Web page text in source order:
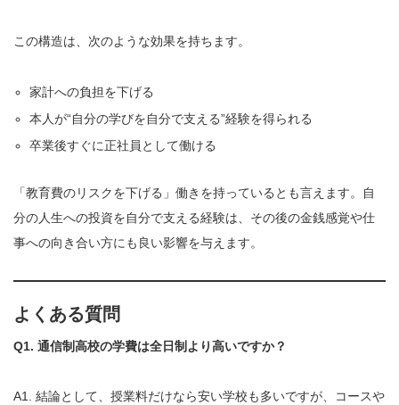
この構造は、次のような効果を持ちます。
家計への負担を下げる
本人が“自分の学びを自分で支える”経験を得られる
卒業後すぐに正社員として働ける
「教育費のリスクを下げる」働きを持っているとも言えます。自
分の人生への投資を自分で支える経験は、その後の金銭感覚や仕
事への向き合い方にも良い影響を与えます。
よくある質問
Q1. 通信制高校の学費は全日制より高いですか？
A1. 結論として、授業料だけなら安い学校も多いですが、コースや